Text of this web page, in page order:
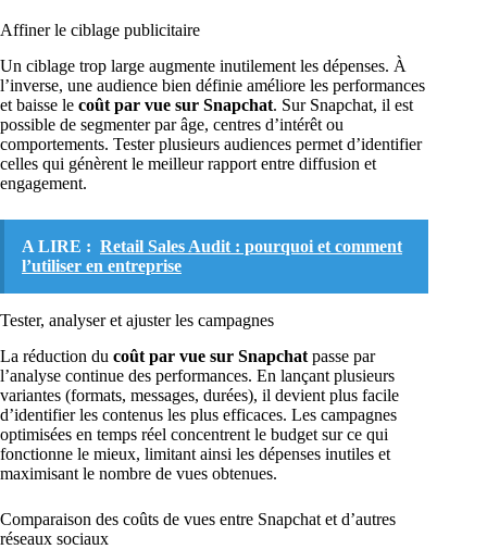
Affiner le ciblage publicitaire
Un ciblage trop large augmente inutilement les dépenses. À
l’inverse, une audience bien définie améliore les performances
et baisse le coût par vue sur Snapchat. Sur Snapchat, il est
possible de segmenter par âge, centres d’intérêt ou
comportements. Tester plusieurs audiences permet d’identifier
celles qui génèrent le meilleur rapport entre diffusion et
engagement.
A LIRE : Retail Sales Audit : pourquoi et comment
l’utiliser en entreprise
Tester, analyser et ajuster les campagnes
La réduction du coût par vue sur Snapchat passe par
l’analyse continue des performances. En lançant plusieurs
variantes (formats, messages, durées), il devient plus facile
d’identifier les contenus les plus efficaces. Les campagnes
optimisées en temps réel concentrent le budget sur ce qui
fonctionne le mieux, limitant ainsi les dépenses inutiles et
maximisant le nombre de vues obtenues.
Comparaison des coûts de vues entre Snapchat et d’autres
réseaux sociaux